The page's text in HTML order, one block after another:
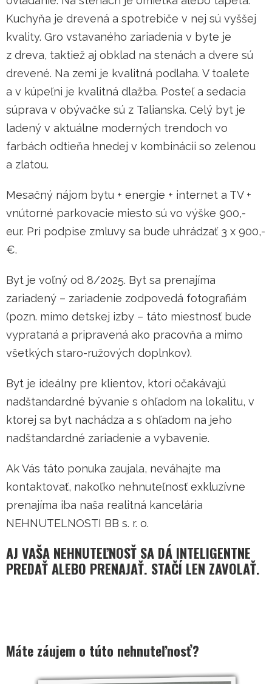
Kuchyňa je drevená a spotrebiče v nej sú vyššej
kvality. Gro vstavaného zariadenia v byte je
z dreva, taktiež aj obklad na stenách a dvere sú
drevené. Na zemi je kvalitná podlaha. V toalete
a v kúpeľni je kvalitná dlažba. Posteľ a sedacia
súprava v obývačke sú z Talianska. Celý byt je
ladený v aktuálne moderných trendoch vo
farbách odtieňa hnedej v kombinácii so zelenou
a zlatou.
Mesačný nájom bytu + energie + internet a TV +
vnútorné parkovacie miesto sú vo výške 900,-
eur. Pri podpise zmluvy sa bude uhrádzať 3 x 900,-
€.
Byt je voľný od 8/2025. Byt sa prenajíma
zariadený – zariadenie zodpovedá fotografiám
(pozn. mimo detskej izby – táto miestnosť bude
vyprataná a pripravená ako pracovňa a mimo
všetkých staro-ružových doplnkov).
Byt je ideálny pre klientov, ktorí očakávajú
nadštandardné bývanie s ohľadom na lokalitu, v
ktorej sa byt nachádza a s ohľadom na jeho
nadštandardné zariadenie a vybavenie.
Ak Vás táto ponuka zaujala, neváhajte ma
kontaktovať, nakoľko nehnuteľnosť exkluzívne
prenajíma iba naša realitná kancelária
NEHNUTELNOSTI BB s. r. o.
AJ VAŠA NEHNUTEĽNOSŤ SA DÁ INTELIGENTNE
PREDAŤ ALEBO PRENAJAŤ. STAČÍ LEN ZAVOLAŤ.
Máte záujem o túto nehnuteľnosť?